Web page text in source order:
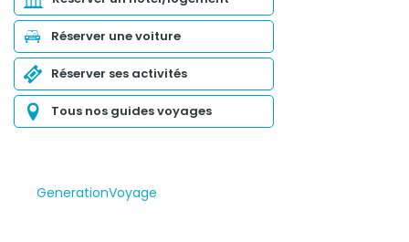
Réserver une voiture
Réserver ses activités
Tous nos guides voyages
GenerationVoyage